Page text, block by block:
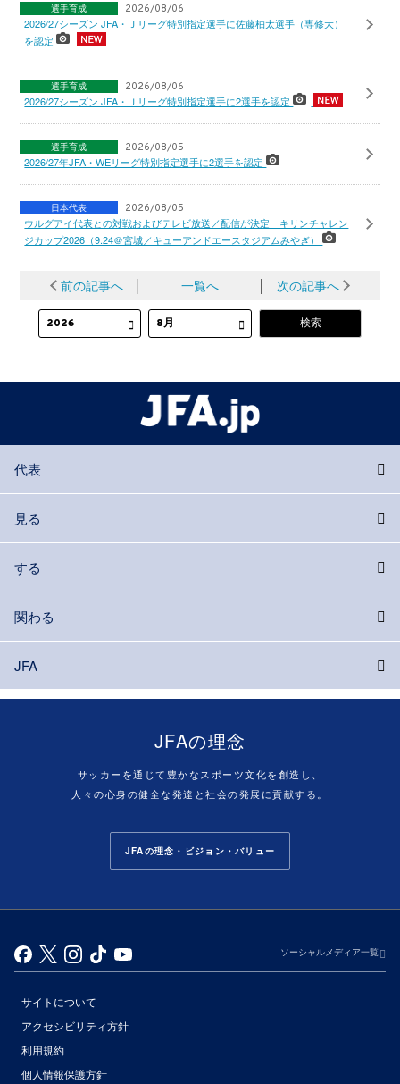
選手育成 2026/08/06
2026/27シーズン JFA・Ｊリーグ特別指定選手に佐藤柚太選手（専修大）
を認定
選手育成 2026/08/06
2026/27シーズン JFA・Ｊリーグ特別指定選手に2選手を認定
選手育成 2026/08/05
2026/27年JFA・WEリーグ特別指定選手に2選手を認定
日本代表 2026/08/05
ウルグアイ代表との対戦およびテレビ放送／配信が決定 キリンチャレン
ジカップ2026（9.24＠宮城／キューアンドエースタジアムみやぎ）
前の記事へ │ 一覧へ │ 次の記事へ
代表
見る
する
関わる
JFA
JFAの理念
サッカーを通じて豊かなスポーツ文化を創造し、
人々の心身の健全な発達と社会の発展に貢献する。
JFAの理念・ビジョン・バリュー
ソーシャルメディア一覧
サイトについて
アクセシビリティ方針
利用規約
個人情報保護方針